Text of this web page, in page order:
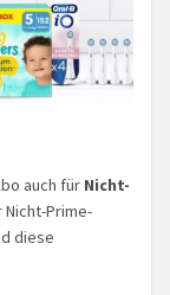
auch für Nicht-
Nicht-Prime-
diese